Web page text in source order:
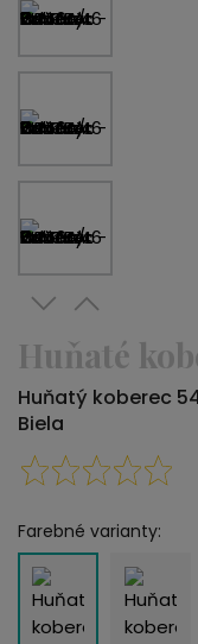
Huňaté
Huňatý koberec
Biela
Farebné varianty: